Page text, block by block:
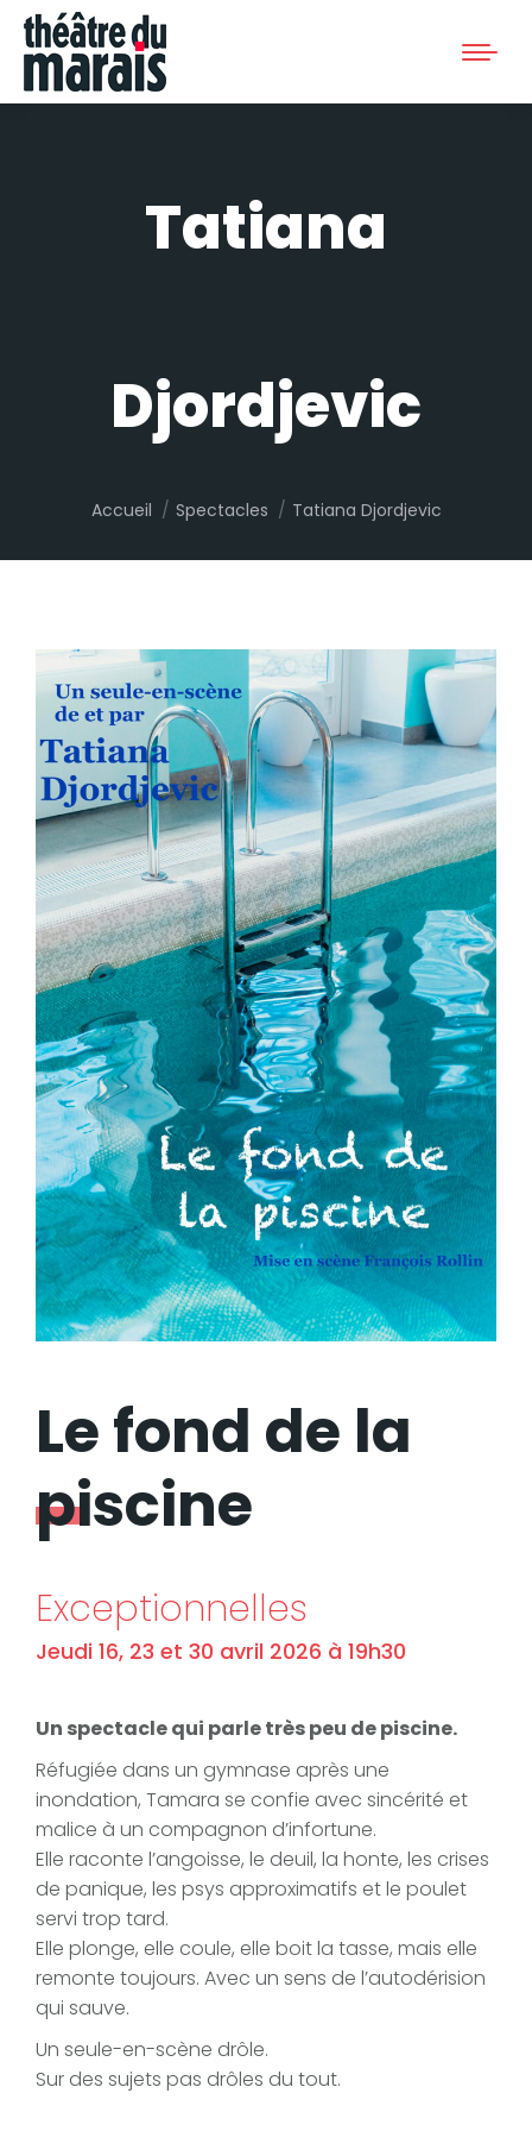
Tatiana
Djordjevic
Vous êtes ici :
Accueil Spectacles Tatiana Djordjevic
Le fond de la
piscine
Exceptionnelles
Jeudi 16, 23 et 30 avril 2026 à 19h30
Un spectacle qui parle très peu de piscine.
Réfugiée dans un gymnase après une
inondation, Tamara se confie avec sincérité et
malice à un compagnon d’infortune.
Elle raconte l’angoisse, le deuil, la honte, les crises
de panique, les psys approximatifs et le poulet
servi trop tard.
Elle plonge, elle coule, elle boit la tasse, mais elle
remonte toujours. Avec un sens de l’autodérision
qui sauve.
Un seule-en-scène drôle.
Sur des sujets pas drôles du tout.